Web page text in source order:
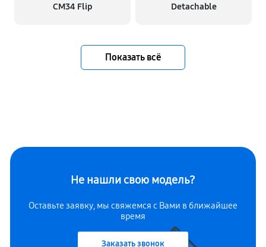
CM34 Flip
Detachable
Показать всё
Не нашли свою модель?
Оставьте заявку, мы свяжемся с Вами в ближайшее
время
Заказать звонок